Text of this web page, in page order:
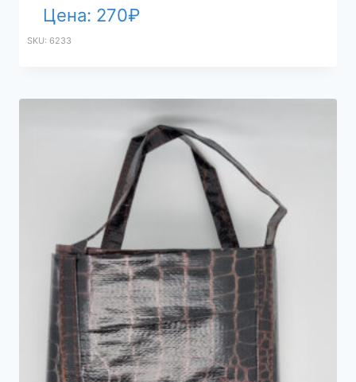
Цена: 270₽
SKU: 6233